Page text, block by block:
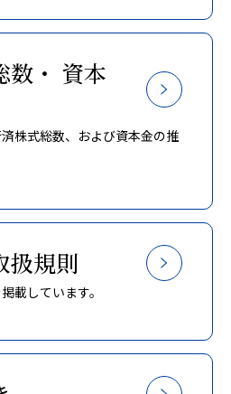
・ 資本
株式総数、および資本金の推
扱規則
載しています。